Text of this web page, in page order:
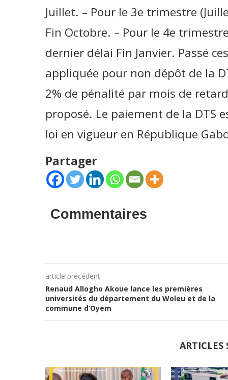
Juillet. – Pour le 3e trimestre
Fin Octobre. – Pour le 4e
dernier délai Fin Janvier. Passé
appliquée pour non dépôt de la
2% de pénalité par mois de
proposé. Le paiement de la DTS
loi en vigueur en République
Partager
Commentaires
article précédent
Renaud Allogho Akoue lance les premières
universités du département du Woleu et de la
commune d’Oyem
ARTICLES